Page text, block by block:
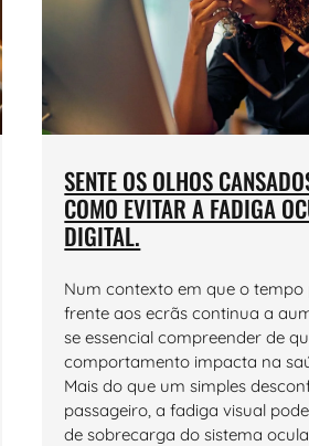
SENTE OS OLHOS
COMO EVITAR A FADIGA
DIGITAL.
Num contexto em que o tempo
frente aos ecrãs continua a
se essencial compreender de
comportamento impacta na
Mais do que um simples
passageiro, a fadiga visual
de sobrecarga do sistema